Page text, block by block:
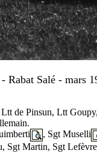
Rabat Salé - mars
de Pinsun, Ltt
, Sgt Muselli
Sgt Martin, Sgt